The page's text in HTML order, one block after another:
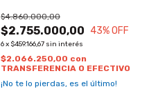
$2.755.000,00
$4.860.000,00
43% OFF
6x $459.166,67 sin interés
$2.066.250,00 con
TRANSFERENCIA O EFECTIVO
¡No te lo pierdas, es el último!